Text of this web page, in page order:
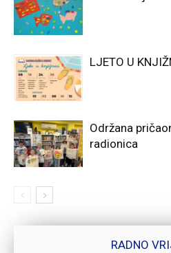
LJETO U
Održana
radionica
RADNO